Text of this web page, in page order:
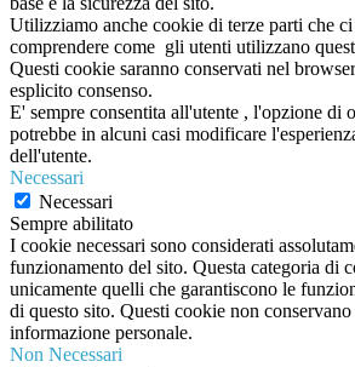
Utilizziamo anche cookie di terze parti che
comprendere come gli utenti utilizzano
Questi cookie saranno conservati nel
esplicito consenso.
E' sempre consentita all'utente , l'opzione di
potrebbe in alcuni casi modificare
dell'utente.
Necessari
Necessari
Sempre abilitato
I cookie necessari sono considerati
funzionamento del sito. Questa categoria di
unicamente quelli che garantiscono le
di questo sito. Questi cookie non
informazione personale.
Non Necessari